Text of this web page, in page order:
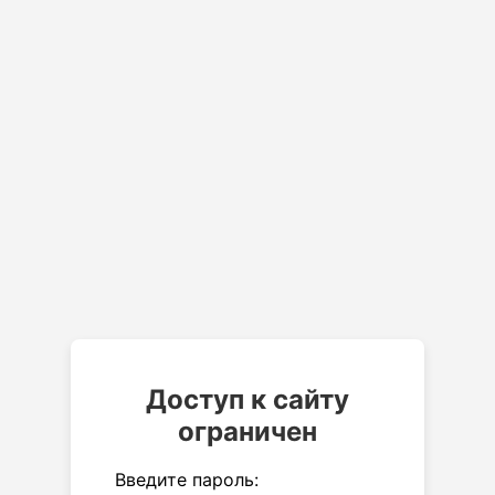
Доступ к сайту
ограничен
Введите пароль: